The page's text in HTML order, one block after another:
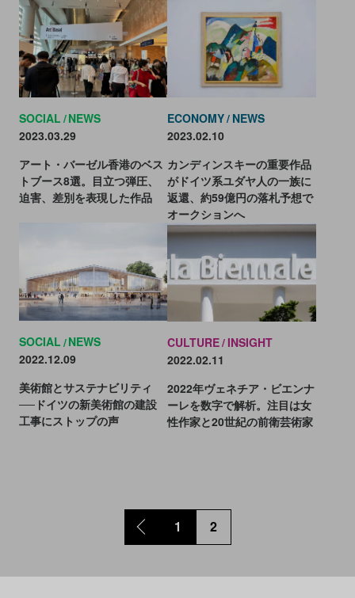
SOCIAL NEWS
2023.03.29
アート・バーゼル香港のベス
トブース8選。目立つ弾圧、
迫害、差別を表現した作品
ECONOMY NEWS
2023.02.10
カンディンスキーの重要作品
がドイツ系ユダヤ人の一族に
返還、約59億円の落札予想で
オークションへ
SOCIAL NEWS
2022.12.09
美術館とサステナビリティ
──ドイツの新美術館の建設
工事にストップの声
CULTURE INSIGHT
2022.02.11
2022年ヴェネチア・ビエンナ
ーレを数字で解析。注目は女
性作家と20世紀の前衛芸術家
1 2